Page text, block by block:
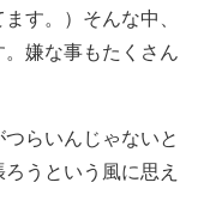
す。）そんな中、
嫌な事もたくさん
らいんじゃないと
うという風に思え